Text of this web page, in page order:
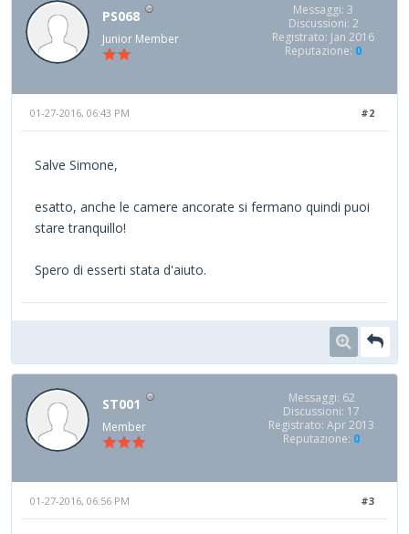
PS068
Junior Member
Messaggi: 3
Discussioni: 2
Registrato: Jan 2016
Reputazione: 0
#2
01-27-2016, 06:43 PM
Salve Simone,
esatto, anche le camere ancorate si fermano quindi puoi
stare tranquillo!
Spero di esserti stata d'aiuto.
ST001
Member
Messaggi: 62
Discussioni: 17
Registrato: Apr 2013
Reputazione: 0
#3
01-27-2016, 06:56 PM